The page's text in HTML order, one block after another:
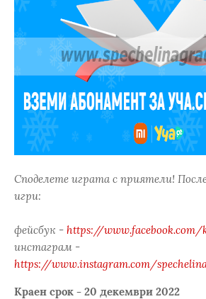
Споделете играта с приятели!
игри:
фейсбук - https://www.facebook.com/
инстаграм -
https://www.instagram.com/
Краен срок - 20 декември 2022